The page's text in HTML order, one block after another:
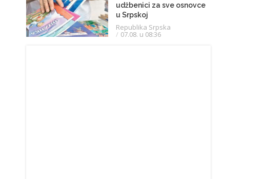
udžbenici za sve osnovce
u Srpskoj
Republika Srpska
07.08. u 08:36